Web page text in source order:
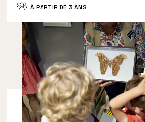
À PARTIR DE 3 ANS